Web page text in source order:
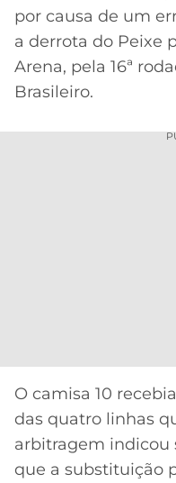
ONLINE
2026
GRÊMIO
ATLÉTICO
LALIGA
por causa de um
a derrota do Peixe
Arena, pela 16ª
Brasileiro.
O camisa 10
das quatro linhas
arbitragem indicou
que a substituição